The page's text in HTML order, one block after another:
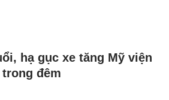
hạ gục xe tăng Mỹ viện
đêm